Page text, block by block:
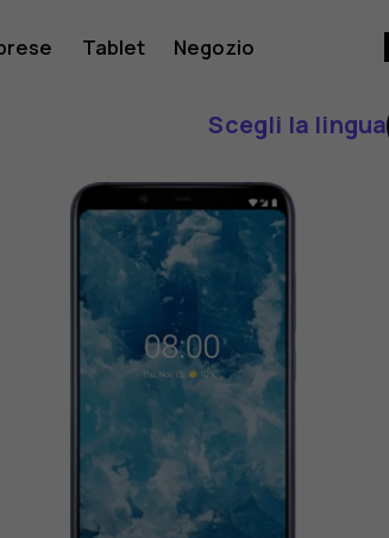
Tablet Negozio
Scegli la lingua